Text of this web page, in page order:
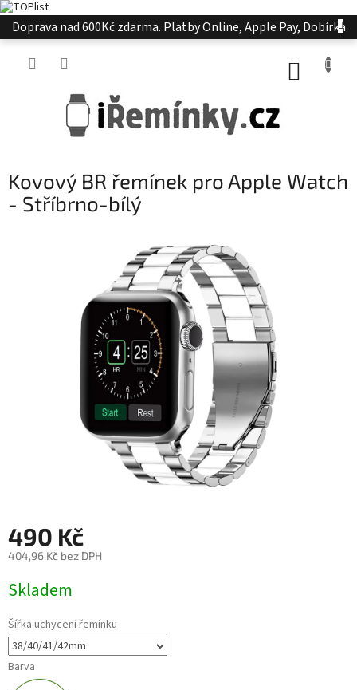
Přejít
na
Doprava nad 600Kč zdarma. Platby Online, Apple Pay, Dobírka
Kovový BR řemínek pro Apple Watch
- Stříbrno-bílý
490 Kč
404,96 Kč bez DPH
cena:
Skladem
Šířka uchycení řemínku
Barva